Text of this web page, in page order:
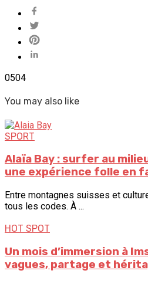
0504
You may also like
SPORT
Alaïa Bay : surfer au
une expérience folle en
Entre montagnes suisses et
tous les codes. À ...
HOT SPOT
Un mois d’immersion à
vagues, partage et